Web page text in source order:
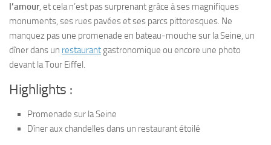
l’amour, et cela n’est pas surprenant grâce à ses magnifiques
monuments, ses rues pavées et ses parcs pittoresques. Ne
manquez pas une promenade en bateau-mouche sur la Seine, un
dîner dans un restaurant gastronomique ou encore une photo
devant la Tour Eiffel.
Highlights :
Promenade sur la Seine
Dîner aux chandelles dans un restaurant étoilé